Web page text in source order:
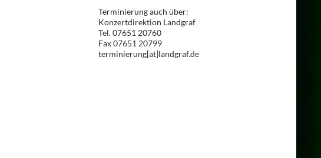
Terminierung auch über:
Konzertdirektion Landgraf
Tel. 07651 20760
Fax 07651 20799
terminierung[at]landgraf.de